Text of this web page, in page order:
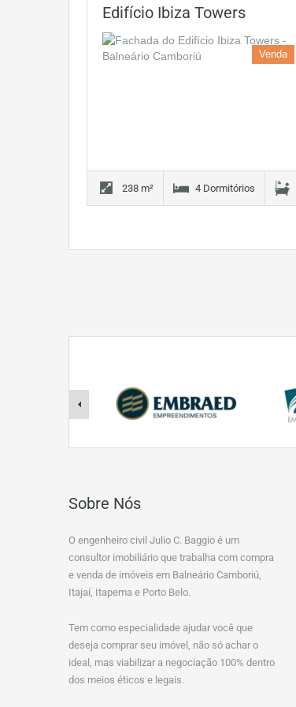
Edifício Ibiza Towers
Venda
238 m² 4 Dormitórios
Sobre Nós
O engenheiro civil Julio C. Baggio é um
consultor imobiliário que trabalha com compra
e venda de imóveis em Balneário Camboriú,
Itajaí, Itapema e Porto Belo.
Tem como especialidade ajudar você que
deseja comprar seu imóvel, não só achar o
ideal, mas viabilizar a negociação 100% dentro
dos meios éticos e legais.